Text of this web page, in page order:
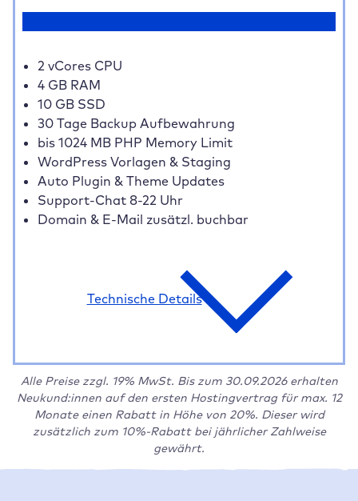
2 vCores CPU
4 GB RAM
10 GB SSD
30 Tage Backup Aufbewahrung
bis 1024 MB PHP Memory Limit
WordPress Vorlagen & Staging
Auto Plugin & Theme Updates
Support-Chat 8-22 Uhr
Domain & E-Mail zusätzl. buchbar
Technische Details
Alle Preise zzgl. 19% MwSt. Bis zum 30.09.2026 erhalten
Neukund:innen auf den ersten Hostingvertrag für max. 12
Monate einen Rabatt in Höhe von 20%. Dieser wird
zusätzlich zum 10%-Rabatt bei jährlicher Zahlweise
gewährt.